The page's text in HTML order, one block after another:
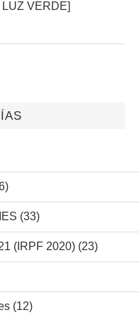
(33)
(IRPF 2020) (23)
(12)